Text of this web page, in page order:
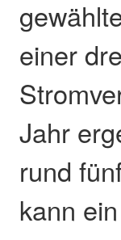
einer
Jahr
rund
kann